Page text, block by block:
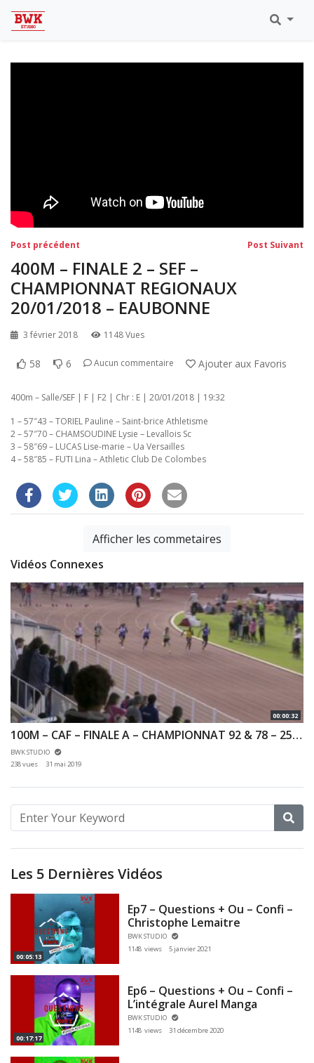
Eaubonne 2019
Navigation
de
l’article
Post précédent Post Suivant
400M – FINALE 2 – SEF –
CHAMPIONNAT REGIONAUX
20/01/2018 – EAUBONNE
3 février 2018 1148 Vues
58 6 Aucun commentaire Ajouter aux Favoris
400m – Salle/SEF | F | F2 | Chr : E | 20/01/2018 | 19:32
1 – 57″43 – TORIEL Pauline – Saint-brice Athletisme
2 – 57″70 – CHAMSOUDINE Lysie – Levallois Sc
3 – 58″69 – LUCAS Lise-marie – Ua Versailles
4 – 58″85 – FUTI Lina – Athletic Club De Colombes
Afficher les commetaires
Vidéos Connexes
00:00:32
100M – CAF – FINALE A – CHAMPIONNAT 92 & 78 – 25/05/2019 – VERSAILLES
BWK STUDIO
238 vues
31 mai 2019
Les 5 Dernières Vidéos
00:05:13
Ep7 – Questions + Ou – Confi –
Christophe Lemaitre
BWK STUDIO
1148 views
5 janvier 2021
00:17:17
Ep6 – Questions + Ou – Confi –
L’intégrale Aurel Manga
BWK STUDIO
1148 views
31 décembre 2020